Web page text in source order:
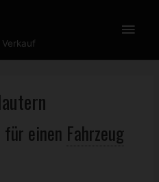
für einen Fahrzeug